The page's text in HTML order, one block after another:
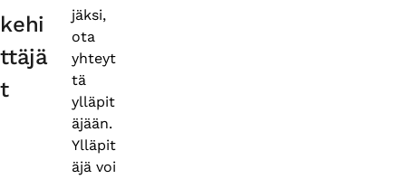
kehi
ttäjä
t
jäksi,
ota
yhteyt
tä
ylläpit
äjään.
Ylläpit
äjä voi